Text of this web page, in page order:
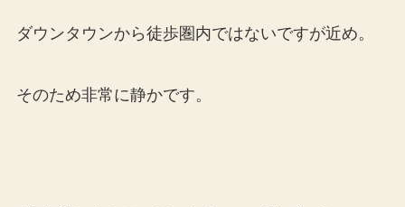
ダウンタウンから徒歩圏内ではないですが近め。
そのため非常に静かです。